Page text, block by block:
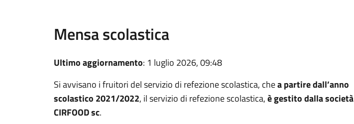
Mensa scolastica
Ultimo aggiornamento: 1 luglio 2026, 09:48
Si avvisano i fruitori del servizio di refezione scolastica, chea partire dall’anno
scolastico 2021/2022, il servizio di refezione scolastica,è gestito dalla società
CIRFOOD sc.